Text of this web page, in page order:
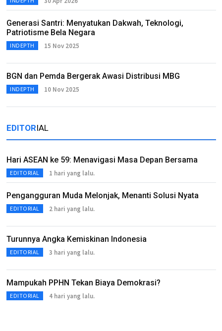
Generasi Santri: Menyatukan Dakwah, Teknologi,
Patriotisme Bela Negara
INDEPTH 15 Nov 2025
BGN dan Pemda Bergerak Awasi Distribusi MBG
INDEPTH 10 Nov 2025
EDITORIAL
Hari ASEAN ke 59: Menavigasi Masa Depan Bersama
EDITORIAL 1 hari yang lalu.
Pengangguran Muda Melonjak, Menanti Solusi Nyata
EDITORIAL 2 hari yang lalu.
Turunnya Angka Kemiskinan Indonesia
EDITORIAL 3 hari yang lalu.
Mampukah PPHN Tekan Biaya Demokrasi?
EDITORIAL 4 hari yang lalu.